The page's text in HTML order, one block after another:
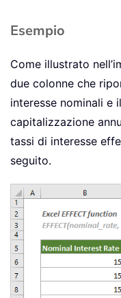
Esempio
Come illustrato
due colonne che
interesse nominali e
capitalizzazione
tassi di interesse
seguito.